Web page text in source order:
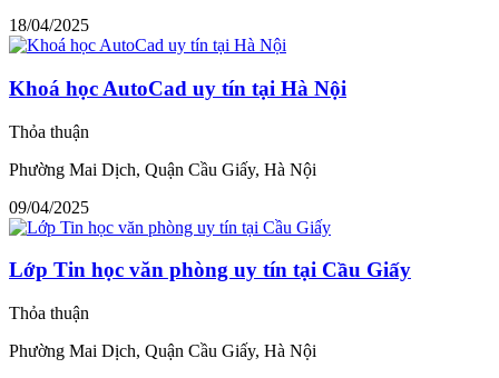
18/04/2025
Khoá học AutoCad uy tín tại Hà Nội
Thỏa thuận
Phường Mai Dịch, Quận Cầu Giấy, Hà Nội
09/04/2025
Lớp Tin học văn phòng uy tín tại Cầu Giấy
Thỏa thuận
Phường Mai Dịch, Quận Cầu Giấy, Hà Nội